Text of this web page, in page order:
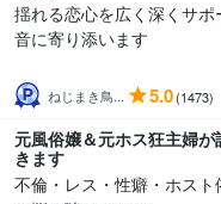
揺れる恋心を広く深くサ
音に寄り添います
ねじまき鳥... 5.0(1473)
元風俗嬢＆元ホス狂主婦
きます
不倫・レス・性癖・ホス